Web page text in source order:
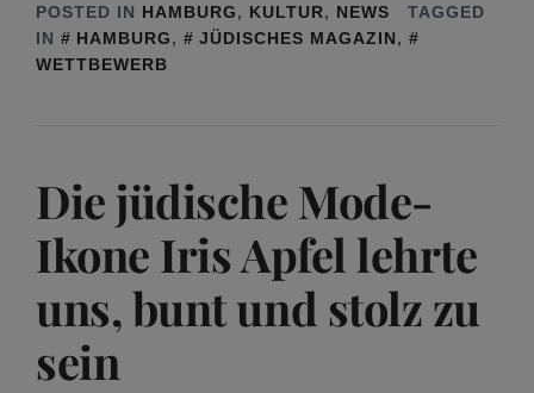
POSTED IN HAMBURG, KULTUR, NEWS
TAGGED
IN
HAMBURG, JÜDISCHES MAGAZIN,
WETTBEWERB
Die jüdische Mode-
Ikone Iris Apfel lehrte
uns, bunt und stolz zu
sein